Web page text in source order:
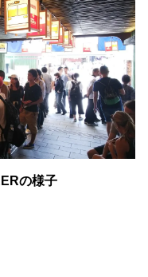
の様子